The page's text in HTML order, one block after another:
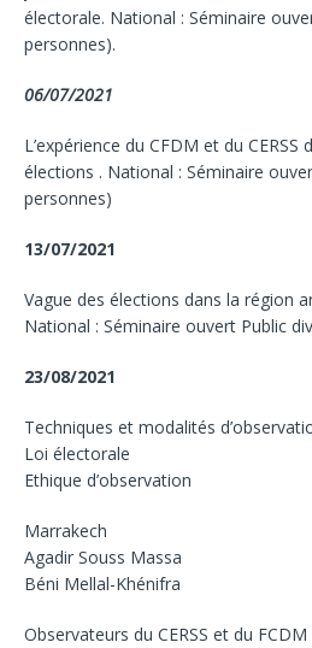
électorale. National : Séminaire
personnes).
06/07/2021
L’expérience du CFDM et du CERSS
élections . National : Séminaire
personnes)
13/07/2021
Vague des élections dans la région
National : Séminaire ouvert Public
23/08/2021
Techniques et modalités
Loi électorale
Ethique d’observation
Marrakech
Agadir Souss Massa
Béni Mellal-Khénifra
Observateurs du CERSS et du